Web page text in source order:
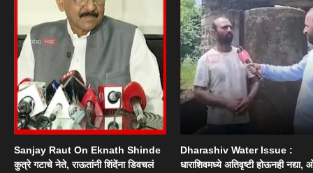
Sanjay Raut On Eknath Shinde
कुत्रे गटाचे नेते, राऊतांनी शिंदेंना डिवचलं
Dharashiv Water Issue :
धाराशिवमध्ये अतिवृष्टी होऊनही नद्या,